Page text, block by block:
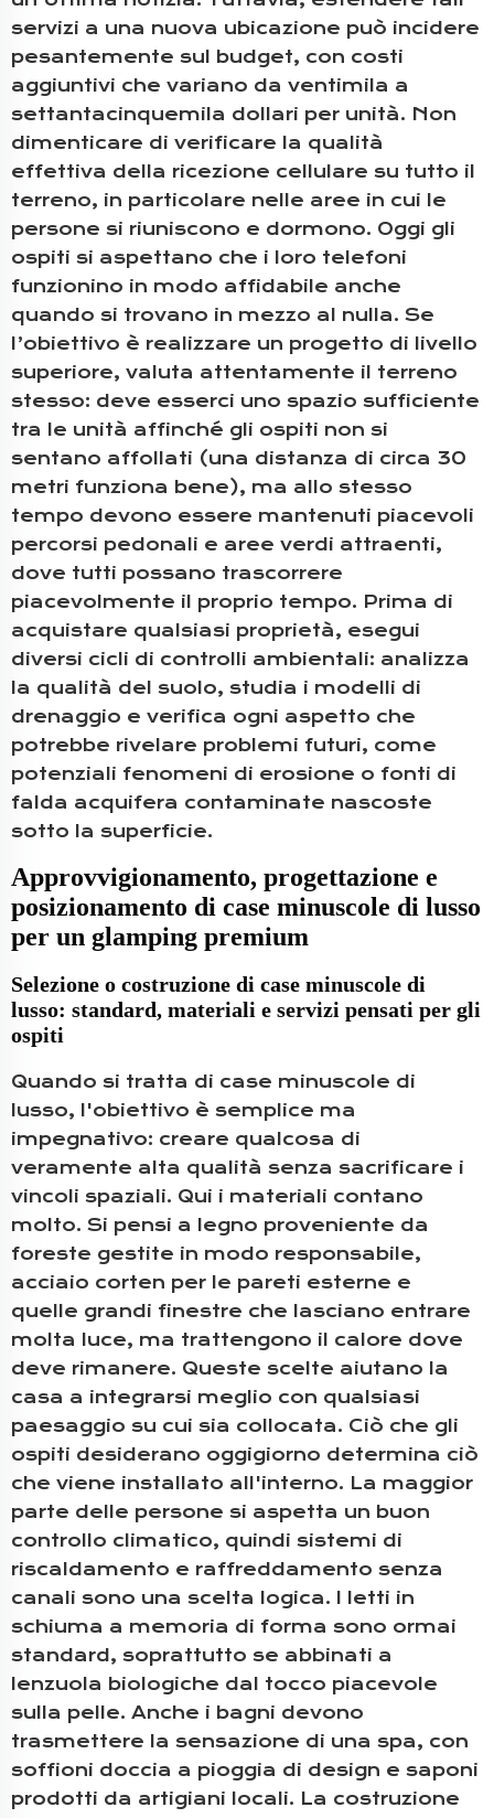
servizi a una nuova ubicazione può incidere
pesantemente sul budget, con costi
aggiuntivi che variano da ventimila a
settantacinquemila dollari per unità. Non
dimenticare di verificare la qualità
effettiva della ricezione cellulare su tutto il
terreno, in particolare nelle aree in cui le
persone si riuniscono e dormono. Oggi gli
ospiti si aspettano che i loro telefoni
funzionino in modo affidabile anche
quando si trovano in mezzo al nulla. Se
l’obiettivo è realizzare un progetto di livello
superiore, valuta attentamente il terreno
stesso: deve esserci uno spazio sufficiente
tra le unità affinché gli ospiti non si
sentano affollati (una distanza di circa 30
metri funziona bene), ma allo stesso
tempo devono essere mantenuti piacevoli
percorsi pedonali e aree verdi attraenti,
dove tutti possano trascorrere
piacevolmente il proprio tempo. Prima di
acquistare qualsiasi proprietà, esegui
diversi cicli di controlli ambientali: analizza
la qualità del suolo, studia i modelli di
drenaggio e verifica ogni aspetto che
potrebbe rivelare problemi futuri, come
potenziali fenomeni di erosione o fonti di
falda acquifera contaminate nascoste
sotto la superficie.
Approvvigionamento, progettazione e
posizionamento di case minuscole di lusso
per un glamping premium
Selezione o costruzione di case minuscole di
lusso: standard, materiali e servizi pensati per gli
ospiti
Quando si tratta di case minuscole di
lusso, l'obiettivo è semplice ma
impegnativo: creare qualcosa di
veramente alta qualità senza sacrificare i
vincoli spaziali. Qui i materiali contano
molto. Si pensi a legno proveniente da
foreste gestite in modo responsabile,
acciaio corten per le pareti esterne e
quelle grandi finestre che lasciano entrare
molta luce, ma trattengono il calore dove
deve rimanere. Queste scelte aiutano la
casa a integrarsi meglio con qualsiasi
paesaggio su cui sia collocata. Ciò che gli
ospiti desiderano oggigiorno determina ciò
che viene installato all'interno. La maggior
parte delle persone si aspetta un buon
controllo climatico, quindi sistemi di
riscaldamento e raffreddamento senza
canali sono una scelta logica. I letti in
schiuma a memoria di forma sono ormai
standard, soprattutto se abbinati a
lenzuola biologiche dal tocco piacevole
sulla pelle. Anche i bagni devono
trasmettere la sensazione di una spa, con
soffioni doccia a pioggia di design e saponi
prodotti da artigiani locali. La costruzione